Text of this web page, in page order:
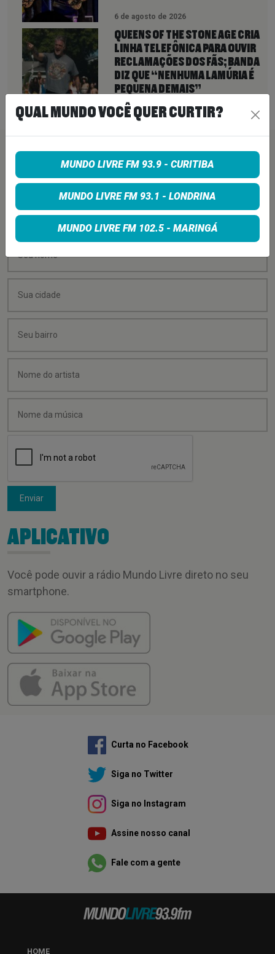
6 de agosto de 2026
QUEENS OF THE STONE AGE CRIA
LINHA TELEFÔNICA PARA OUVIR
RECLAMAÇÕES DOS FÃS; BANDA
DIZ QUE “NENHUMA LAMÚRIA É
PEQUENA DEMAIS”
6 de agosto de 2026
PEÇA SUA MÚSICA
Quer sugerir uma música para rolar na minha
programação? É só preencher os campos abaixo:
Enviar
APLICATIVO
Você pode ouvir a rádio Mundo Livre direto no seu
smartphone.
Curta no Facebook
Siga no Twitter
Siga no Instagram
Assine nosso canal
Fale com a gente
HOME
QUAL MUNDO VOCÊ QUER CURTIR?
MUNDO LIVRE FM 93.9 - CURITIBA
MUNDO LIVRE FM 93.1 - LONDRINA
MUNDO LIVRE FM 102.5 - MARINGÁ